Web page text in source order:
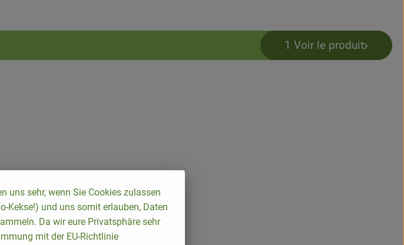
1 Voir le produit
uns sehr, wenn Sie Cookies zulassen
Kekse!) und uns somit erlauben, Daten
Da wir eure Privatsphäre sehr
mit der EU-Richtlinie